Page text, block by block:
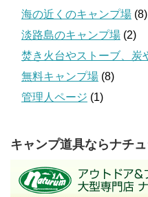
海の近くのキャンプ場 (8)
淡路島のキャンプ場 (2)
焚き火台やストーブ、炭
無料キャンプ場 (8)
管理人ページ (1)
キャンプ道具ならナチ